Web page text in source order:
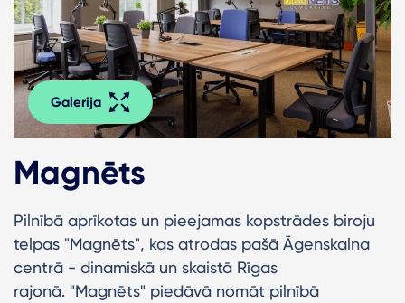
Galerija
Magnēts
Pilnībā aprīkotas un pieejamas kopstrādes biroju
telpas "Magnēts", kas atrodas pašā Āgenskalna
centrā - dinamiskā un skaistā Rīgas
rajonā. "Magnēts" piedāvā nomāt pilnībā